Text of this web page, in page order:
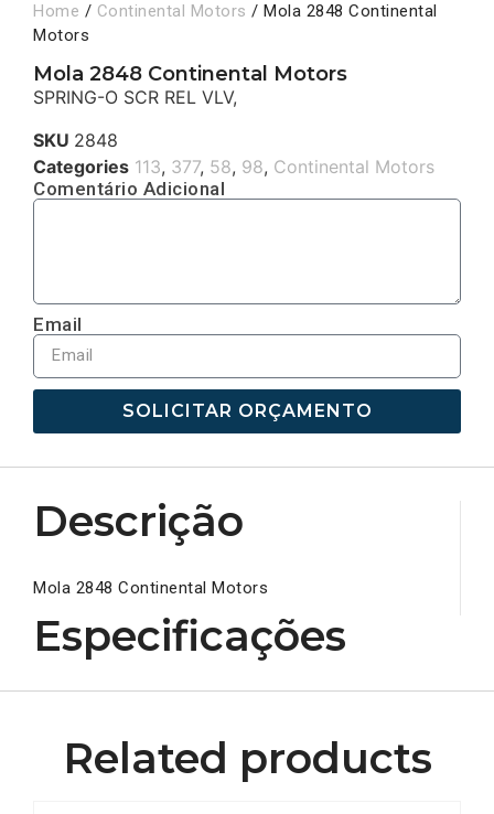
Home / Continental Motors / Mola 2848 Continental
Motors
Mola 2848 Continental Motors
SPRING-O SCR REL VLV,
SKU 2848
Categories 113, 377, 58, 98, Continental Motors
Comentário Adicional
Email
SOLICITAR ORÇAMENTO
Descrição
Mola 2848 Continental Motors
Especificações
Related products